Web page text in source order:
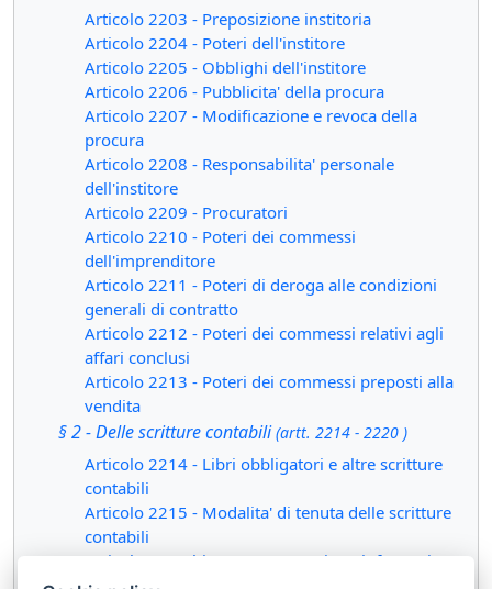
Articolo 2203 - Preposizione institoria
Articolo 2204 - Poteri dell'institore
Articolo 2205 - Obblighi dell'institore
Articolo 2206 - Pubblicita' della procura
Articolo 2207 - Modificazione e revoca della
procura
Articolo 2208 - Responsabilita' personale
dell'institore
Articolo 2209 - Procuratori
Articolo 2210 - Poteri dei commessi
dell'imprenditore
Articolo 2211 - Poteri di deroga alle condizioni
generali di contratto
Articolo 2212 - Poteri dei commessi relativi agli
affari conclusi
Articolo 2213 - Poteri dei commessi preposti alla
vendita
§ 2 - Delle scritture contabili(artt. 2214 - 2220 )
Articolo 2214 - Libri obbligatori e altre scritture
contabili
Articolo 2215 - Modalita' di tenuta delle scritture
contabili
Articolo 2215 bis - Documentazione informatica
Articolo 2216 - Contenuto del libro giornale